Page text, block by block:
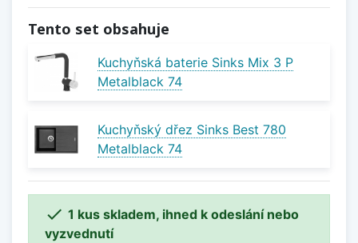
Tento set obsahuje
Kuchyňská baterie Sinks Mix 3 P
Metalblack 74
Kuchyňský dřez Sinks Best 780
Metalblack 74
 1 kus skladem, ihned k odeslání nebo
vyzvednutí